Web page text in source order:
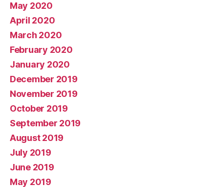
May 2020
April 2020
March 2020
February 2020
January 2020
December 2019
November 2019
October 2019
September 2019
August 2019
July 2019
June 2019
May 2019